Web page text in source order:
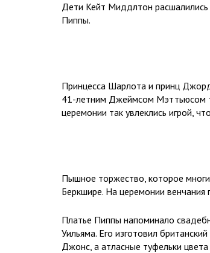
Дети Кейт Миддлтон расшалились
Пиппы.
Принцесса Шарлота и принц
41-летним Джеймсом Мэттьюсом
церемонии так увлеклись игрой,
Пышное торжество, которое
Беркшире. На церемонии венчания
Платье Пиппы напоминало
Уильяма. Его изготовил
Джонс, а атласные туфельки